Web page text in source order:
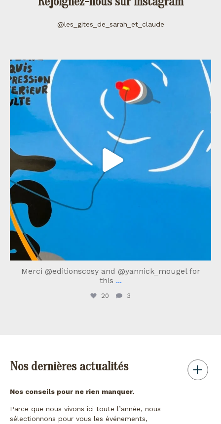
@les_gites_de_sarah_et_claude
les_gites_de_sarah_et_claude
Merci @editionscosy and @yannick_mougel for
this ...
20 3
Nos dernières actualités
Nos conseils pour ne rien manquer.
Parce que nous vivons ici toute l’année, nous
sélectionnons pour vous les événements,